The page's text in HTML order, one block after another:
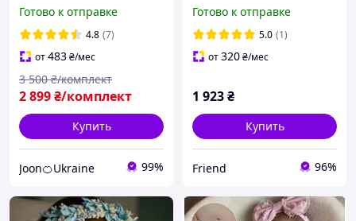
Maggie Original Doll 60 см
можно купать (MG-0091)
Готово к отправке
4.8 (7)
от483₴/мес
2 899₴/комплект
3 500 ₴/комплект
Купить
Joon🍊Ukraine 99%
одеждой в подарочной
коробке
Готово к отправке
5.0 (1)
от320₴/мес
1 923₴
Купить
Friend 96%